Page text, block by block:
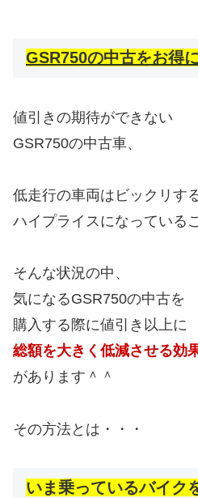
GSR750の中古をお得
値引きの期待ができない
GSR750の中古車、
低走行の車両はビックリす
ハイプライスになっている
そんな状況の中、
気になるGSR750の中古を
購入する際に値引き以上に
総額を大きく低減させる効
があります＾＾
その方法とは・・・
いま乗っているバイク